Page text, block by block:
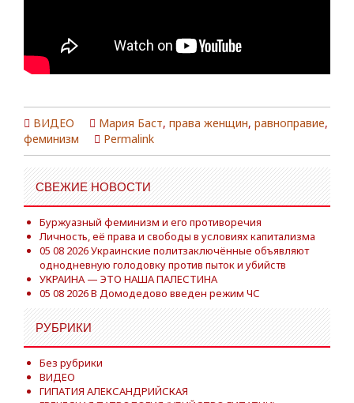
ВИДЕО Мария Баст, права женщин, равноправие,
феминизм
Permalink
СВЕЖИЕ НОВОСТИ
Буржуазный феминизм и его противоречия
Личность, её права и свободы в условиях капитализма
05 08 2026 Украинские политзаключённые объявляют
однодневную голодовку против пыток и убийств
УКРАИНА — ЭТО НАША ПАЛЕСТИНА
05 08 2026 В Домодедово введен режим ЧС
РУБРИКИ
Без рубрики
ВИДЕО
ГИПАТИЯ АЛЕКСАНДРИЙСКАЯ